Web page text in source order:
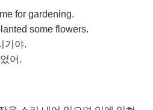
for gardening.
some flowers.
기야.
어.